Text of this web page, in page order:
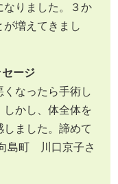
なりました。３か
が増えてきまし
ージ
なったら手術し
かし、体全体を
ました。諦めて
島町 川口京子さ